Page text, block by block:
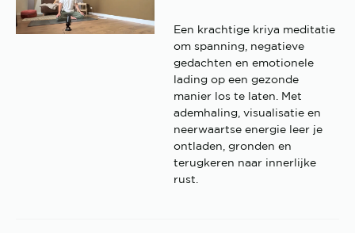
Een krachtige kriya meditatie
om spanning, negatieve
gedachten en emotionele
lading op een gezonde
manier los te laten. Met
ademhaling, visualisatie en
neerwaartse energie leer je
ontladen, gronden en
terugkeren naar innerlijke
rust.